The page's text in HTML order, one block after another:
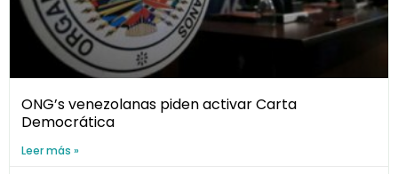
ONG’s venezolanas piden activar Carta
Democrática
Leer más »